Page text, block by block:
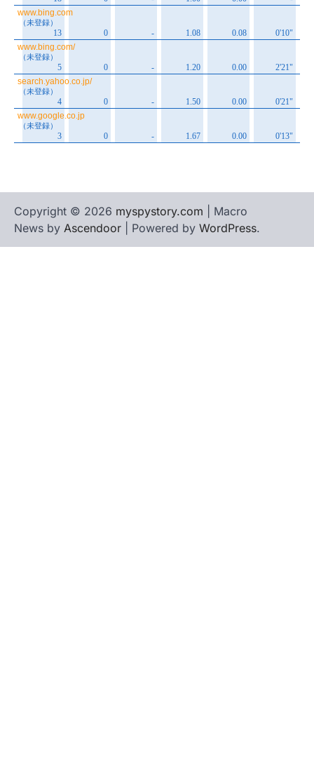
Copyright © 2026 myspystory.com | Macro
News by Ascendoor | Powered by WordPress.